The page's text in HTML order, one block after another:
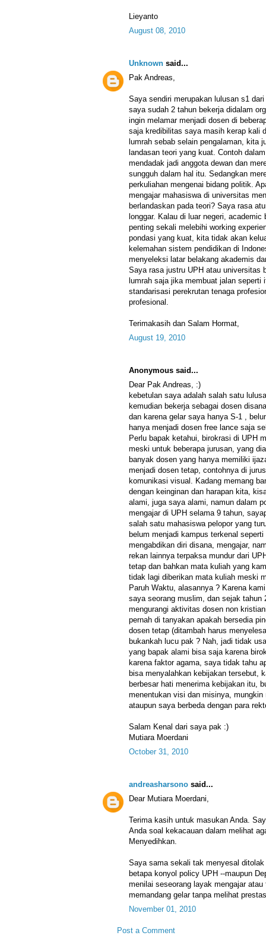
Lieyanto
August 08, 2010
Unknown said...
Pak Andreas,
Saya sendiri merupakan lulusan s1
saya sudah 2 tahun bekerja didalam
ingin melamar menjadi dosen di
saja kredibilitas saya masih kerap kali
lumrah sebab selain pengalaman, kita
landasan teori yang kuat. Contoh
mendadak jadi anggota dewan dan
sungguh dalam hal itu. Sedangkan
perkuliahan mengenai bidang politik.
mengajar mahasiswa di universitas
berlandaskan pada teori? Saya rasa
longgar. Kalau di luar negeri, academic
penting sekali melebihi working
pondasi yang kuat, kita tidak akan
kelemahan sistem pendidikan di
menyeleksi latar belakang akademis
Saya rasa justru UPH atau universitas
lumrah saja jika membuat jalan seperti
standarisasi perekrutan tenaga
profesional.
Terimakasih dan Salam Hormat,
August 19, 2010
Anonymous said...
Dear Pak Andreas, :)
kebetulan saya adalah salah satu
kemudian bekerja sebagai dosen
dan karena gelar saya hanya S-1 ,
hanya menjadi dosen free lance saja
Perlu bapak ketahui, birokrasi di UPH
meski untuk beberapa jurusan, yang
banyak dosen yang hanya memiliki
menjadi dosen tetap, contohnya di
komunikasi visual. Kadang memang
dengan keinginan dan harapan kita,
alami, juga saya alami, namun dalam
mengajar di UPH selama 9 tahun,
salah satu mahasiswa pelopor yang
belum menjadi kampus terkenal
mengabdikan diri disana, mengajar,
rekan lainnya terpaksa mundur dari
tetap dan bahkan mata kuliah yang
tidak lagi diberikan mata kuliah meski
Paruh Waktu, alasannya ? Karena
saya seorang muslim, dan sejak tahun
mengurangi aktivitas dosen non
pernah di tanyakan apakah bersedia
dosen tetap (ditambah harus
bukankah lucu pak ? Nah, jadi tidak
yang bapak alami bisa saja karena
karena faktor agama, saya tidak tahu
bisa menyalahkan kebijakan tersebut,
berbesar hati menerima kebijakan itu,
menentukan visi dan misinya,
ataupun saya berbeda dengan para
Salam Kenal dari saya pak :)
Mutiara Moerdani
October 31, 2010
andreasharsono said...
Dear Mutiara Moerdani,
Terima kasih untuk masukan Anda.
Anda soal kekacauan dalam melihat
Menyedihkan.
Saya sama sekali tak menyesal
betapa konyol policy UPH --maupun
menilai seseorang layak mengajar
memandang gelar tanpa melihat
November 01, 2010
Post a Comment